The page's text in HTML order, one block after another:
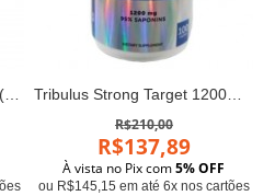
Tribulus Terrestris 1,500mg (100 tabs) - Pro Size Nutrition Tribulus Strong Target 1200mg 95% saponin
R$210,00
R$137,89
À vista no Pix com5% OFF
ou R$145,15 em até 6x nos cartões